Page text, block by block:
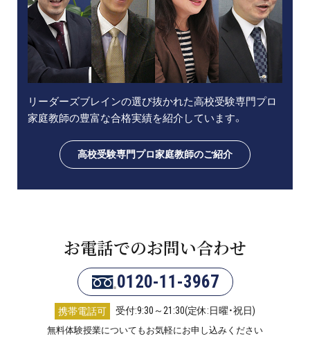
リーダーズブレインの選び抜かれた高校受験専門プロ
家庭教師の豊富な合格実績を紹介しています。
高校受験専門プロ家庭教師のご紹介
お電話でのお問い合わせ
0120-11-3967
携帯電話可 受付:9:30～21:30(定休:日曜・祝日)
無料体験授業についてもお気軽にお申し込みください